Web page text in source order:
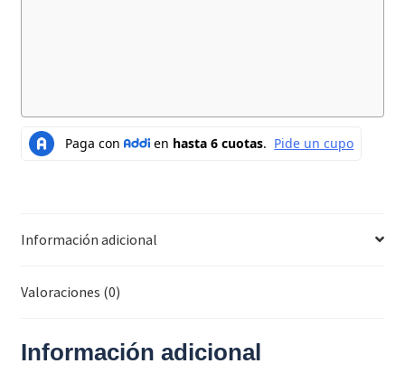
Información adicional
Valoraciones (0)
Información adicional